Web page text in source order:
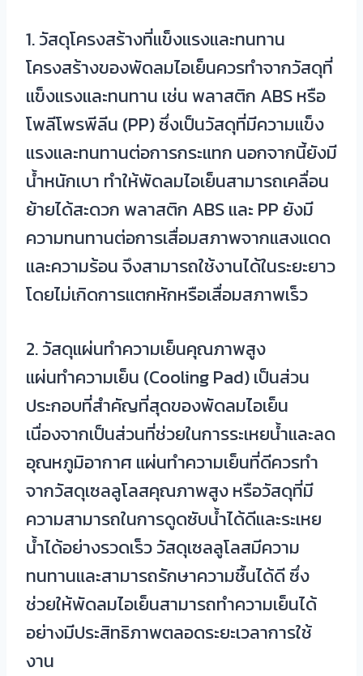
1. วัสดุโครงสร้างที่แข็งแรงและทนทาน
โครงสร้างของพัดลมไอเย็นควรทำจากวัสดุที่
แข็งแรงและทนทาน เช่น พลาสติก ABS หรือ
โพลีโพรพีลีน (PP) ซึ่งเป็นวัสดุที่มีความแข็ง
แรงและทนทานต่อการกระแทก นอกจากนี้ยังมี
น้ำหนักเบา ทำให้พัดลมไอเย็นสามารถเคลื่อน
ย้ายได้สะดวก พลาสติก ABS และ PP ยังมี
ความทนทานต่อการเสื่อมสภาพจากแสงแดด
และความร้อน จึงสามารถใช้งานได้ในระยะยาว
โดยไม่เกิดการแตกหักหรือเสื่อมสภาพเร็ว
2. วัสดุแผ่นทำความเย็นคุณภาพสูง
แผ่นทำความเย็น (Cooling Pad) เป็นส่วน
ประกอบที่สำคัญที่สุดของพัดลมไอเย็น
เนื่องจากเป็นส่วนที่ช่วยในการระเหยน้ำและลด
อุณหภูมิอากาศ แผ่นทำความเย็นที่ดีควรทำ
จากวัสดุเซลลูโลสคุณภาพสูง หรือวัสดุที่มี
ความสามารถในการดูดซับน้ำได้ดีและระเหย
น้ำได้อย่างรวดเร็ว วัสดุเซลลูโลสมีความ
ทนทานและสามารถรักษาความชื้นได้ดี ซึ่ง
ช่วยให้พัดลมไอเย็นสามารถทำความเย็นได้
อย่างมีประสิทธิภาพตลอดระยะเวลาการใช้
งาน